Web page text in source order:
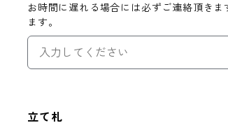
お時間に遅れる場合には必ずご連絡頂きま
ます。
立て札